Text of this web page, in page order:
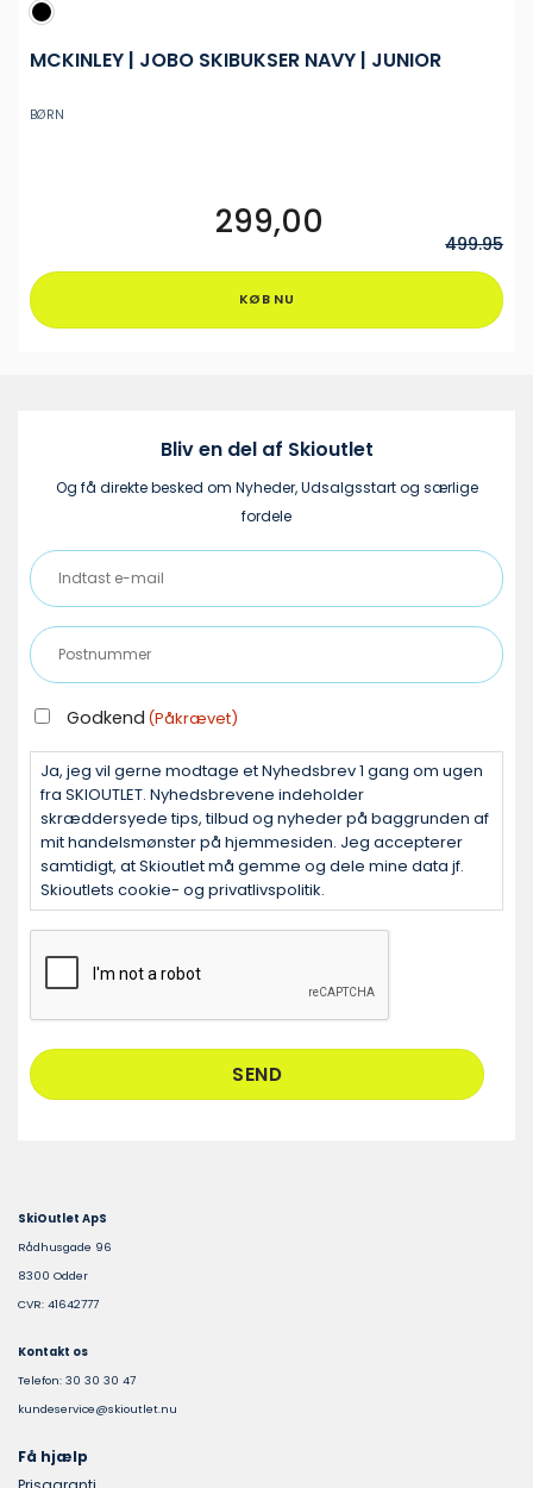
BØRN
MCKINLEY | JOBO SKIBUKSER NAVY | JUNIOR
KØB NU
Dette
vare
har
flere
varesiden
499.95
299,00
Bliv en del af Skioutlet
Og få direkte besked om Nyheder, Udsalgsstart og særlige
fordele
Indtast
e-
mail
(Påkrævet)
Postnummer
(Påkrævet)
GODKEND
(PÅKRÆVET)
Godkend (Påkrævet)
Ja, jeg vil gerne modtage et Nyhedsbrev 1 gang om ugen
fra SKIOUTLET. Nyhedsbrevene indeholder
skræddersyede tips, tilbud og nyheder på baggrunden af
mit handelsmønster på hjemmesiden. Jeg accepterer
samtidigt, at Skioutlet må gemme og dele mine data jf.
Skioutlets cookie- og privatlivspolitik.
SkiOutlet ApS
Rådhusgade 96
8300 Odder
CVR: 41642777
Kontakt os
Telefon: 30 30 30 47
kundeservice@skioutlet.nu
Få hjælp